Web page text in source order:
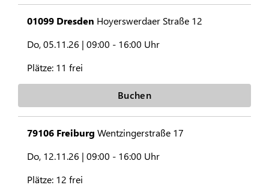
01099 Dresden Hoyerswerdaer Straße 12
Do, 05.11.26 | 09:00 - 16:00 Uhr
Plätze: 11 frei
Buchen
79106 Freiburg Wentzingerstraße 17
Do, 12.11.26 | 09:00 - 16:00 Uhr
Plätze: 12 frei